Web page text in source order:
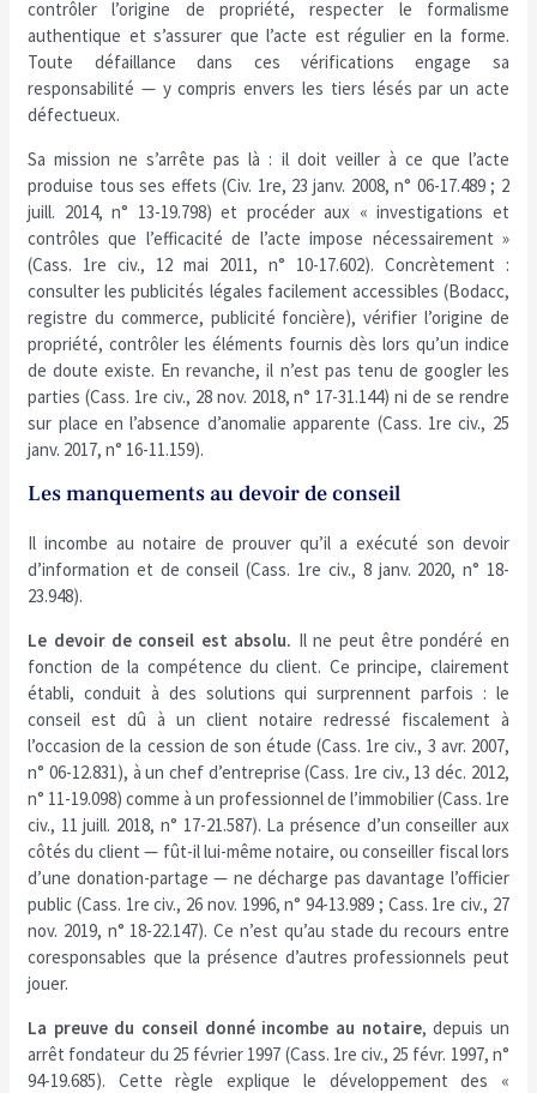
contrôler l’origine de propriété, respecter le formalisme
authentique et s’assurer que l’acte est régulier en la forme.
Toute défaillance dans ces vérifications engage sa
responsabilité — y compris envers les tiers lésés par un acte
défectueux.
Sa mission ne s’arrête pas là : il doit veiller à ce que l’acte
produise tous ses effets (Civ. 1re, 23 janv. 2008, n° 06-17.489 ; 2
juill. 2014, n° 13-19.798) et procéder aux « investigations et
contrôles que l’efficacité de l’acte impose nécessairement »
(Cass. 1re civ., 12 mai 2011, n° 10-17.602). Concrètement :
consulter les publicités légales facilement accessibles (Bodacc,
registre du commerce, publicité foncière), vérifier l’origine de
propriété, contrôler les éléments fournis dès lors qu’un indice
de doute existe. En revanche, il n’est pas tenu de googler les
parties (Cass. 1re civ., 28 nov. 2018, n° 17-31.144) ni de se rendre
sur place en l’absence d’anomalie apparente (Cass. 1re civ., 25
janv. 2017, n° 16-11.159).
Les manquements au devoir de conseil
Il incombe au notaire de prouver qu’il a exécuté son devoir
d’information et de conseil (Cass. 1re civ., 8 janv. 2020, n° 18-
23.948).
Le devoir de conseil est absolu. Il ne peut être pondéré en
fonction de la compétence du client. Ce principe, clairement
établi, conduit à des solutions qui surprennent parfois : le
conseil est dû à un client notaire redressé fiscalement à
l’occasion de la cession de son étude (Cass. 1re civ., 3 avr. 2007,
n° 06-12.831), à un chef d’entreprise (Cass. 1re civ., 13 déc. 2012,
n° 11-19.098) comme à un professionnel de l’immobilier (Cass. 1re
civ., 11 juill. 2018, n° 17-21.587). La présence d’un conseiller aux
côtés du client — fût-il lui-même notaire, ou conseiller fiscal lors
d’une donation-partage — ne décharge pas davantage l’officier
public (Cass. 1re civ., 26 nov. 1996, n° 94-13.989 ; Cass. 1re civ., 27
nov. 2019, n° 18-22.147). Ce n’est qu’au stade du recours entre
coresponsables que la présence d’autres professionnels peut
jouer.
La preuve du conseil donné incombe au notaire, depuis un
arrêt fondateur du 25 février 1997 (Cass. 1re civ., 25 févr. 1997, n°
94-19.685). Cette règle explique le développement des «